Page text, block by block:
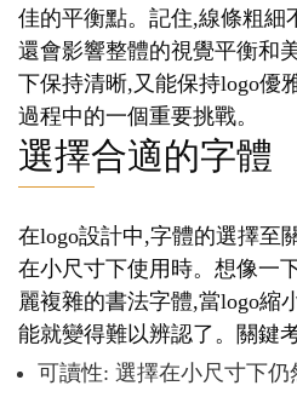
佳的平衡點。記住,線條粗細
還會影響整體的視覺平衡和
下保持清晰,又能保持logo優
過程中的一個重要挑戰。
選擇合適的字體
在logo設計中,字體的選擇至
在小尺寸下使用時。想像一
麗複雜的書法字體,當logo縮
能就變得難以辨認了。關鍵
可讀性: 選擇在小尺寸下仍